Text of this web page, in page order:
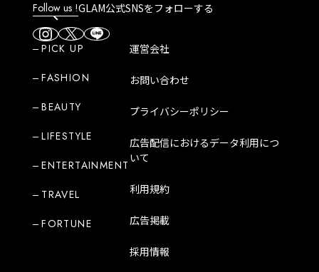
Follow us !GLAM公式SNSをフォローする
PICK UP
FASHION
BEAUTY
LIFESTYLE
ENTERTAINMENT
TRAVEL
FORTUNE
運営会社
お問い合わせ
プライバシーポリシー
広告配信におけるデータ利用につ
いて
利用規約
広告掲載
採用情報